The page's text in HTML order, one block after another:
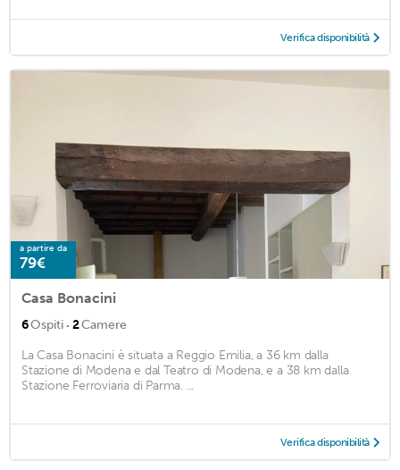
Verifica disponibilità
a partire da
79€
Casa Bonacini
6Ospiti · 2Camere
La Casa Bonacini è situata a Reggio Emilia, a 36 km dalla
Stazione di Modena e dal Teatro di Modena, e a 38 km dalla
Stazione Ferroviaria di Parma. ...
Verifica disponibilità